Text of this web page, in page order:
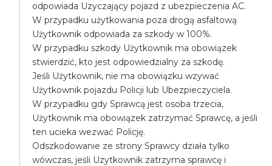
odpowiada Uzyczający pojazd z ubezpieczenia AC.
W przypadku użytkowania poza drogą asfaltową
Użytkownik odpowiada za szkody w 100%.
W przypadku szkody Użytkownik ma obowiązek
stwierdzić, kto jest odpowiedzialny za szkodę.
Jeśli Użytkownik, nie ma obowiązku wzywać
Użytkownik pojazdu Policji lub Ubezpieczyciela.
W przypadku gdy Sprawcą jest osoba trzecia,
Użytkownik ma obowiązek zatrzymać Sprawcę, a jeśli
ten ucieka wezwać Policję.
Odszkodowanie ze strony Sprawcy działa tylko
wówczas, jeśli Uzytkownik zatrzyma sprawcę i